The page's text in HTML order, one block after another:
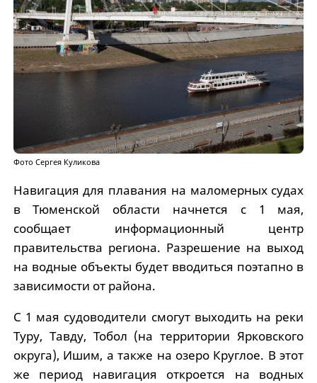
Фото Сергея Куликова
Навигация для плавания на маломерных судах
в Тюменской области начнется с 1 мая,
сообщает информационный центр
правительства региона. Разрешение на выход
на водные объекты будет вводиться поэтапно в
зависимости от района.
С 1 мая судоводители смогут выходить на реки
Туру, Тавду, Тобол (на территории Ярковского
округа), Ишим, а также на озеро Круглое. В этот
же период навигация откроется на водных